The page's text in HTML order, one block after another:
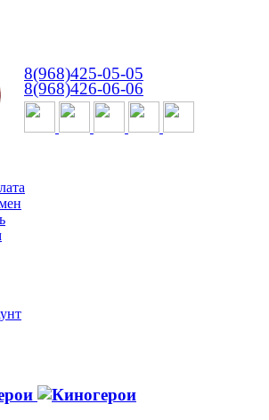
8(968)425-05-05
8(968)426-06-06